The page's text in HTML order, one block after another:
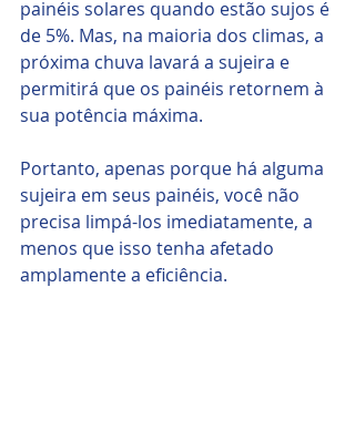
painéis solares quando estão sujos é
de 5%. Mas, na maioria dos climas, a
próxima chuva lavará a sujeira e
permitirá que os painéis retornem à
sua potência máxima.
Portanto, apenas porque há alguma
sujeira em seus painéis, você não
precisa limpá-los imediatamente, a
menos que isso tenha afetado
amplamente a eficiência.